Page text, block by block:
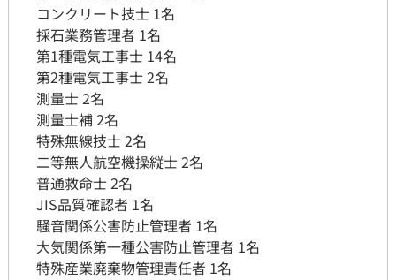
​​​​​​​ コンクリート技士 1名
​​​​​​​ 採石業務管理者 1名
第1種電気工事士 14名
第2種電気工事士 2名
測量士 2名
測量士補 2名
​​​​​​​ 特殊無線技士 2名
二等無人航空機操縦士 2名
普通救命士 2名
​​​​​​​ JIS品質確認者 1名
騒音関係公害防止管理者 1名
大気関係第一種公害防止管理者 1名
特殊産業廃棄物管理責任者 1名